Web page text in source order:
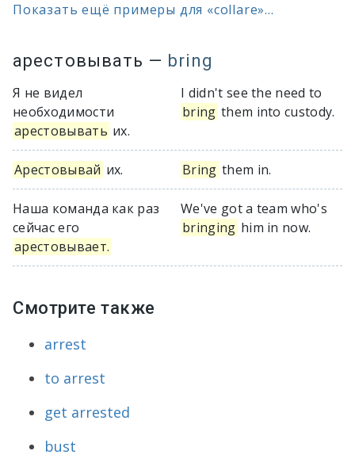
Показать ещё примеры для «collare»...
арестовывать — bring
Я не видел
необходимости
арестовывать их.
I didn't see the need to
bring them into custody.
Арестовывай их. Bring them in.
Наша команда как раз
сейчас его
арестовывает.
We've got a team who's
bringing him in now.
Смотрите также
arrest
to arrest
get arrested
bust